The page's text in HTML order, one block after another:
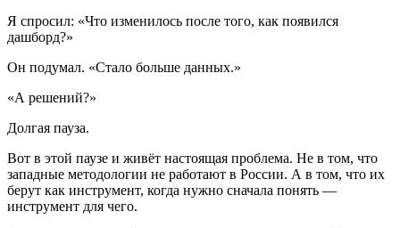
Я спросил: «Что изменилось после того, как появился
дашборд?»
Он подумал. «Стало больше данных.»
«А решений?»
Долгая пауза.
Вот в этой паузе и живёт настоящая проблема. Не в том, что
западные методологии не работают в России. А в том, что их
берут как инструмент, когда нужно сначала понять —
инструмент для чего.